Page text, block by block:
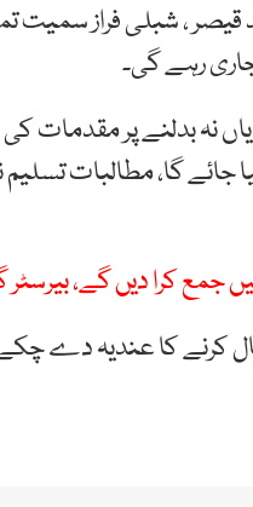
قیصر ، شبلی فراز سمیت
نہ بدلنے پر مقدمات
گا، مطالبات تسلیم
کرنے کا عندیہ دے